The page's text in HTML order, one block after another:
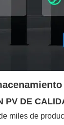
PV DE
miles de